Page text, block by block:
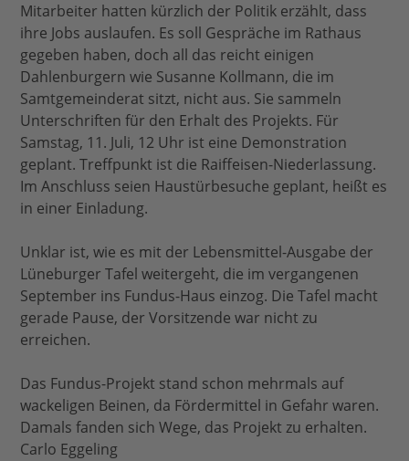
Mitarbeiter hatten kürzlich der Politik erzählt, dass
ihre Jobs auslaufen. Es soll Gespräche im Rathaus
gegeben haben, doch all das reicht einigen
Dahlenburgern wie Susanne Kollmann, die im
Samtgemeinderat sitzt, nicht aus. Sie sammeln
Unterschriften für den Erhalt des Projekts. Für
Samstag, 11. Juli, 12 Uhr ist eine Demonstration
geplant. Treffpunkt ist die Raiffeisen-Niederlassung.
Im Anschluss seien Haustürbesuche geplant, heißt es
in einer Einladung.
Unklar ist, wie es mit der Lebensmittel-Ausgabe der
Lüneburger Tafel weitergeht, die im vergangenen
September ins Fundus-Haus einzog. Die Tafel macht
gerade Pause, der Vorsitzende war nicht zu
erreichen.
Das Fundus-Projekt stand schon mehrmals auf
wackeligen Beinen, da Fördermittel in Gefahr waren.
Damals fanden sich Wege, das Projekt zu erhalten.
Carlo Eggeling